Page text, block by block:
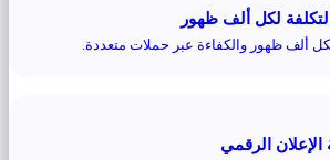
لكل ألف ظهور
ألف ظهور والكفاءة عبر حملات متعددة.
الرقمي